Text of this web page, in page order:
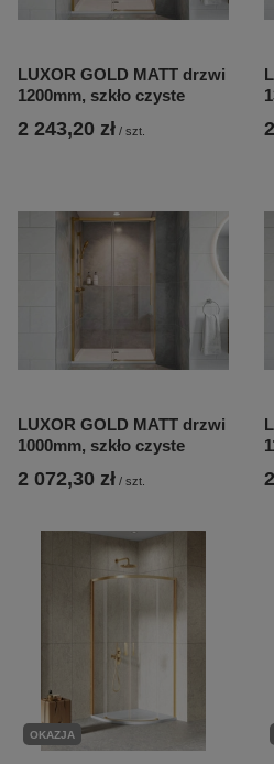
LUXOR GOLD MATT drzwi
1200mm, szkło czyste
2 243,20 zł / szt.
LUXOR GOLD MATT drzwi
1000mm, szkło czyste
2 072,30 zł / szt.
OKAZJA